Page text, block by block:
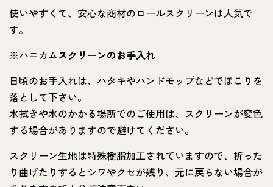
使いやすくて、安心な商材のロールスクリーンは人気で
す。
※ハニカムスクリーンのお手入れ
日頃のお手入れは、ハタキやハンドモップなどでほこりを
落として下さい。
水拭きや水のかかる場所でのご使用は、スクリーンが変色
する場合がありますので避けてください。
スクリーン生地は特殊樹脂加工されていますので、折った
り曲げたりするとシワやクセが残り、元に戻らない場合が